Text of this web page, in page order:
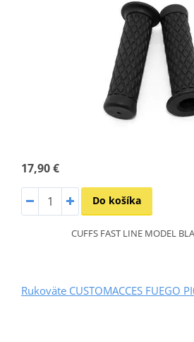
17,90 €
Do košíka
CUFFS FAST LINE MODEL
Rukoväte CUSTOMACCES FUEGO